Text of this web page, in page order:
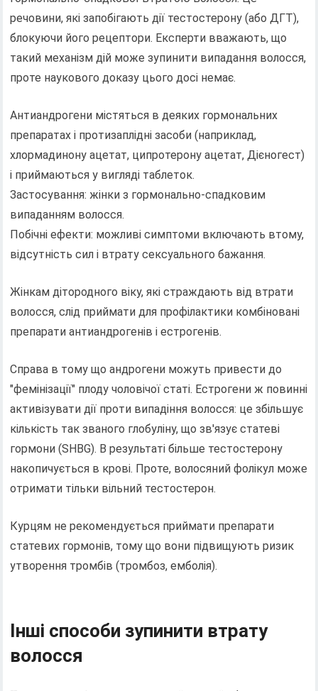
речовини, які запобігають дії тестостерону (або ДГT),
блокуючи його рецептори. Експерти вважають, що
такий механізм дій може зупинити випадання волосся,
проте наукового доказу цього досі немає.
Антиандрогени містяться в деяких гормональних
препаратах і протизаплідні засоби (наприклад,
хлормадинону ацетат, ципротерону ацетат, Дієногест)
і приймаються у вигляді таблеток.
Застосування: жінки з гормонально-спадковим
випаданням волосся.
Побічні ефекти: можливі симптоми включають втому,
відсутність сил і втрату сексуального бажання.
Жінкам дітородного віку, які страждають від втрати
волосся, слід приймати для профілактики комбіновані
препарати антиандрогенів і естрогенів.
Справа в тому що андрогени можуть привести до
"фемінізації" плоду чоловічої статі. Естрогени ж повинні
активізувати дії проти випадіння волосся: це збільшує
кількість так званого глобуліну, що зв'язує статеві
гормони (SHBG). В результаті більше тестостерону
накопичується в крові. Проте, волосяний фолікул може
отримати тільки вільний тестостерон.
Курцям не рекомендується приймати препарати
статевих гормонів, тому що вони підвищують ризик
утворення тромбів (тромбоз, емболія).
Інші способи зупинити втрату
волосся